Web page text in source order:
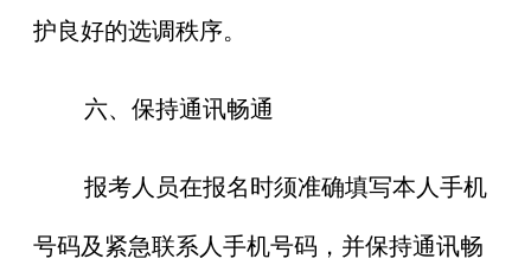
护良好的选调秩序。
六、保持通讯畅通
报考人员在报名时须准确填写本人手机
号码及紧急联系人手机号码，并保持通讯畅